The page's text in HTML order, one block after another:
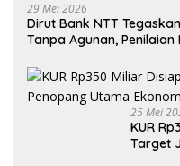
29 Mei 2026
Dirut Bank NTT
Tanpa Agunan,
25 Mei
KUR
Target